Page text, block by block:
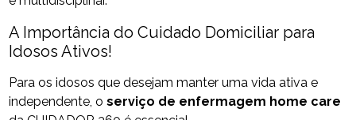
A Importância do Cuidado Domiciliar para
Idosos Ativos!
Para os idosos que desejam manter uma vida ativa e
independente, oserviço de enfermagem home care